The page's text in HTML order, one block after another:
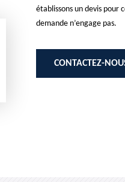
établissons un devis pour
demande n’engage pas.
CONTACTEZ-